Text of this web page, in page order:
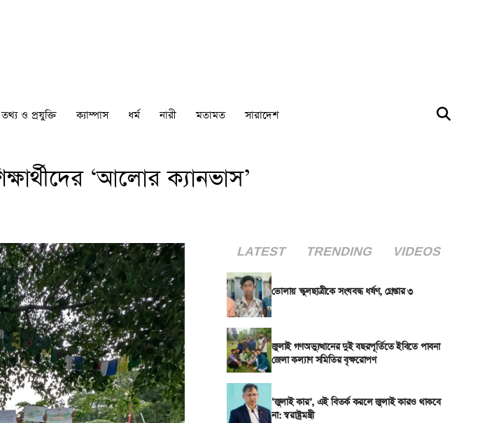
তথ্য ও প্রযুক্তি ক্যাম্পাস ধর্ম নারী মতামত সারাদেশ
‘আলোর ক্যানভাস’
LATEST TRENDING VIDEOS
ভোলায় স্কুলছাত্রীকে সংঘবদ্ধ ধর্ষণ, গ্রেপ্তার ৩
জুলাই গণঅভ্যুত্থানের দুই বছরপূর্তিতে ইবিতে পাবনা
জেলা কল্যাণ সমিতির বৃক্ষরোপণ
‘জুলাই কার’, এই বিতর্ক করলে জুলাই কারও থাকবে
না: স্বরাষ্ট্রমন্ত্রী